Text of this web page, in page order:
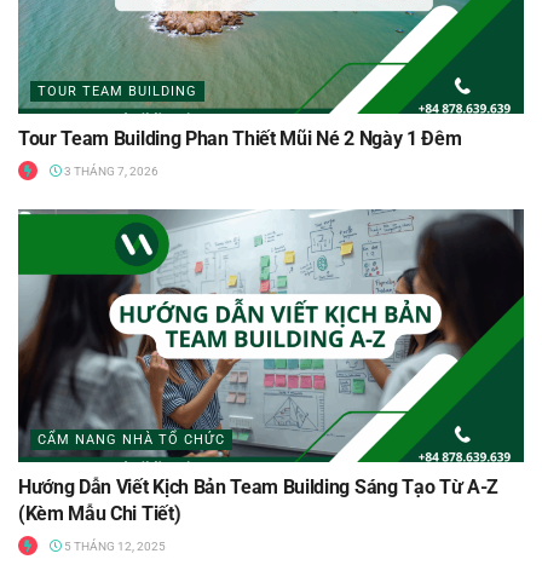
TOUR TEAM BUILDING
Tour Team Building Phan Thiết Mũi Né 2 Ngày 1 Đêm
3 THÁNG 7, 2026
CẨM NANG NHÀ TỔ CHỨC
Hướng Dẫn Viết Kịch Bản Team Building Sáng Tạo Từ A-Z
(Kèm Mẫu Chi Tiết)
5 THÁNG 12, 2025